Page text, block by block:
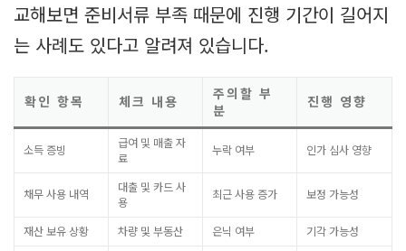
교해보면 준비서류 부족 때문에 진행 기간이 길어지
는 사례도 있다고 알려져 있습니다.
확인 항목 체크 내용
주의할 부
분
진행 영향
소득 증빙
급여 및 매출 자
료
누락 여부 인가 심사 영향
채무 사용 내역
대출 및 카드 사
용
최근 사용 증가 보정 가능성
재산 보유 상황 차량 및 부동산 은닉 여부 기각 가능성